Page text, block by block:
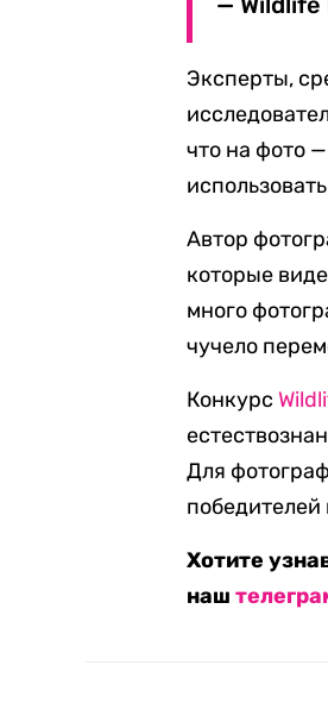
Эксперты,
что на фото
Автор
которые
много
чучело
Конкурс
Для
победителей
Хотите
наш